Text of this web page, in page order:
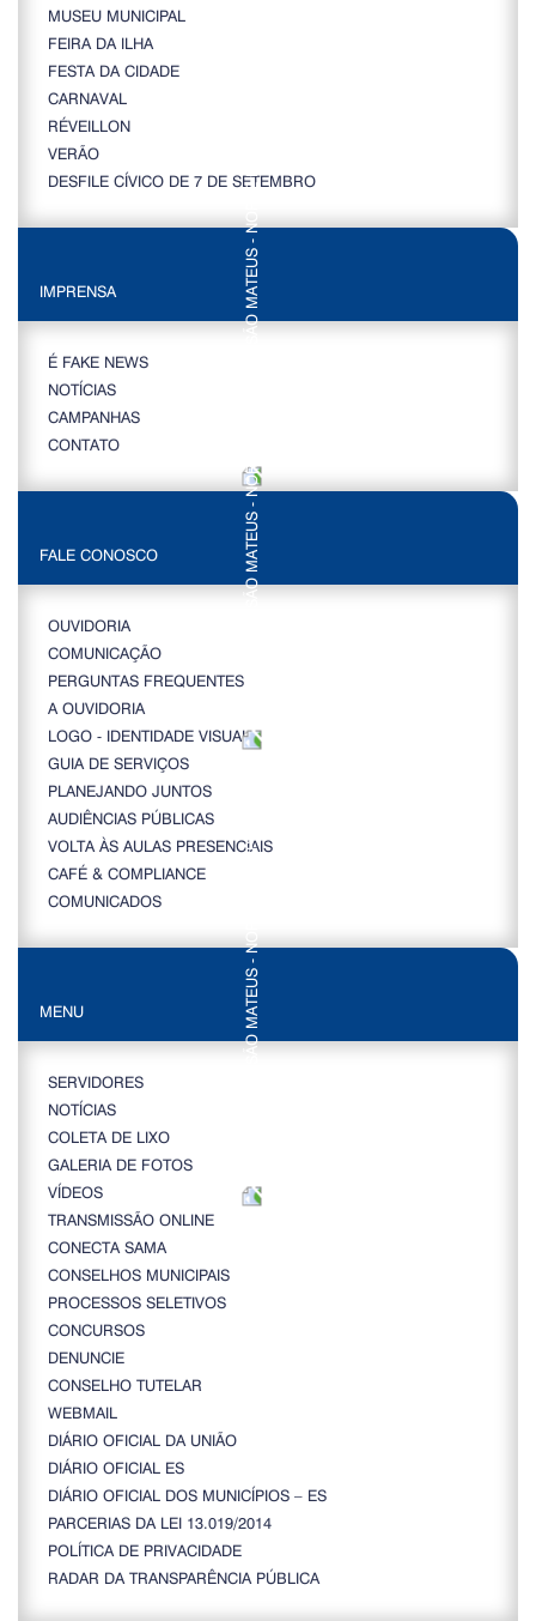
MUSEU MUNICIPAL
FEIRA DA ILHA
FESTA DA CIDADE
CARNAVAL
RÉVEILLON
VERÃO
DESFILE CÍVICO DE 7 DE SETEMBRO
IMPRENSA
É FAKE NEWS
NOTÍCIAS
CAMPANHAS
CONTATO
FALE CONOSCO
OUVIDORIA
COMUNICAÇÃO
PERGUNTAS FREQUENTES
A OUVIDORIA
LOGO - IDENTIDADE VISUAL
GUIA DE SERVIÇOS
PLANEJANDO JUNTOS
AUDIÊNCIAS PÚBLICAS
VOLTA ÀS AULAS PRESENCIAIS
CAFÉ & COMPLIANCE
COMUNICADOS
MENU
SERVIDORES
NOTÍCIAS
COLETA DE LIXO
GALERIA DE FOTOS
VÍDEOS
TRANSMISSÃO ONLINE
CONECTA SAMA
CONSELHOS MUNICIPAIS
PROCESSOS SELETIVOS
CONCURSOS
DENUNCIE
CONSELHO TUTELAR
WEBMAIL
DIÁRIO OFICIAL DA UNIÃO
DIÁRIO OFICIAL ES
DIÁRIO OFICIAL DOS MUNICÍPIOS – ES
PARCERIAS DA LEI 13.019/2014
POLÍTICA DE PRIVACIDADE
RADAR DA TRANSPARÊNCIA PÚBLICA